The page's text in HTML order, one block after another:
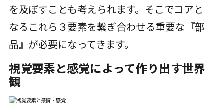
を及ぼすことも考えられます。そこでコアと
なるこれら３要素を繋ぎ合わせる重要な『部
品』が必要になってきます。
視覚要素と感覚によって作り出す世界
観